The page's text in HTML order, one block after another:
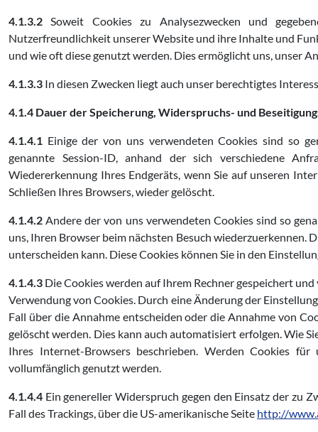
4.1.3.2 Soweit Cookies zu Analysezwecken und
Nutzerfreundlichkeit unserer Website und ihre Inhalte und
und wie oft diese genutzt werden. Dies ermöglicht uns, unser
4.1.3.3 In diesen Zwecken liegt auch unser berechtigtes
4.1.4 Dauer der Speicherung, Widerspruchs- und
4.1.4.1 Einige der von uns verwendeten Cookies sind so
genannte Session-ID, anhand der sich verschiedene
Wiedererkennung Ihres Endgeräts, wenn Sie auf unseren
Schließen Ihres Browsers, wieder gelöscht.
4.1.4.2 Andere der von uns verwendeten Cookies sind so
uns, Ihren Browser beim nächsten Besuch wiederzuerkennen.
unterscheiden kann. Diese Cookies können Sie in den
4.1.4.3 Die Cookies werden auf Ihrem Rechner gespeichert
Verwendung von Cookies. Durch eine Änderung der
Fall über die Annahme entscheiden oder die Annahme von
gelöscht werden. Dies kann auch automatisiert erfolgen. Wie
Ihres Internet-Browsers beschrieben. Werden Cookies
vollumfänglich genutzt werden.
4.1.4.4 Ein genereller Widerspruch gegen den Einsatz der zu
Fall des Trackings, über die US-amerikanische Seite http://